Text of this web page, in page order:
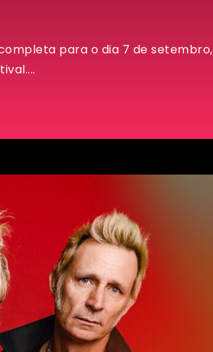
para o dia 7 de setembro,